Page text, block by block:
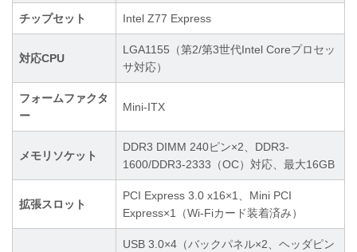
チップセット Intel Z77 Express
対応CPU
LGA1155（第2/第3世代Intel Coreプロセッ
サ対応）
フォームファクタ
ー
Mini-ITX
メモリソケット
DDR3 DIMM 240ピン×2、DDR3-
1600/DDR3-2333（OC）対応、最大16GB
拡張スロット
PCI Express 3.0 x16×1、Mini PCI
Express×1（Wi-Fiカード装着済み）
USB 3.0×4（バックパネル×2、ヘッダピン